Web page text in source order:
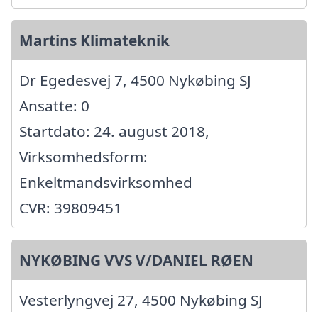
Martins Klimateknik
Dr Egedesvej 7, 4500 Nykøbing SJ
Ansatte: 0
Startdato: 24. august 2018,
Virksomhedsform:
Enkeltmandsvirksomhed
CVR: 39809451
NYKØBING VVS V/DANIEL RØEN
Vesterlyngvej 27, 4500 Nykøbing SJ